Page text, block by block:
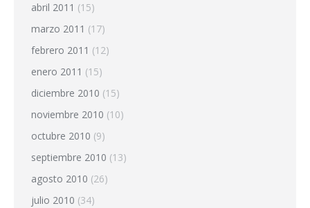
abril 2011 (15)
marzo 2011 (17)
febrero 2011 (12)
enero 2011 (15)
diciembre 2010 (15)
noviembre 2010 (10)
octubre 2010 (9)
septiembre 2010 (13)
agosto 2010 (26)
julio 2010 (34)